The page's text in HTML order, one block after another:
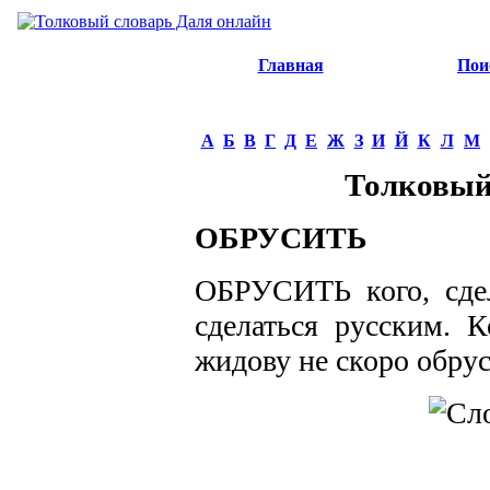
Главная
А Б В Г Д Е Ж З И Й К Л М
ОБРУСИТЬ
ОБРУСИТЬ кого,
сделаться русским.
жидову не скоро